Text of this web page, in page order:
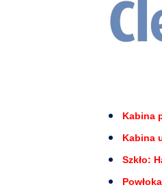
Kabina
Kabina
Szkło: